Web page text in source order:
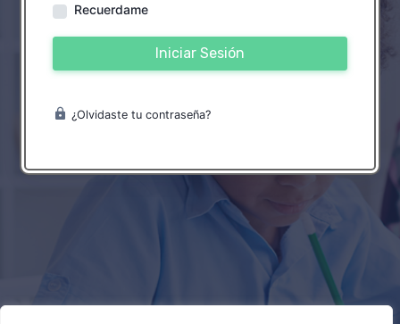
Recuerdame
Iniciar Sesión
¿Olvidaste tu contraseña?
Archivos
¡Hola, mundo!